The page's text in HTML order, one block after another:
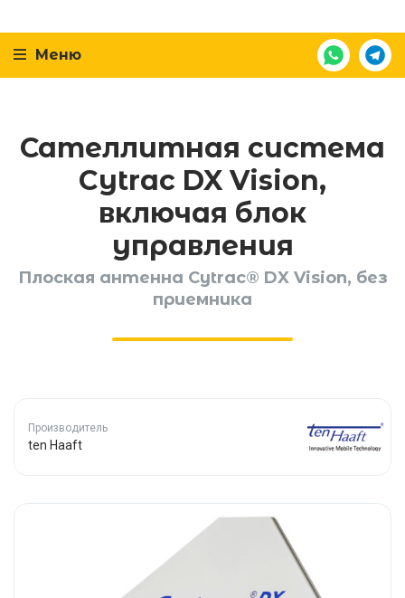
Меню
Сателлитная система
Cytrac DX Vision,
включая блок
управления
Плоская антенна Cytrac® DX Vision, без
приемника
Производитель
ten Haaft